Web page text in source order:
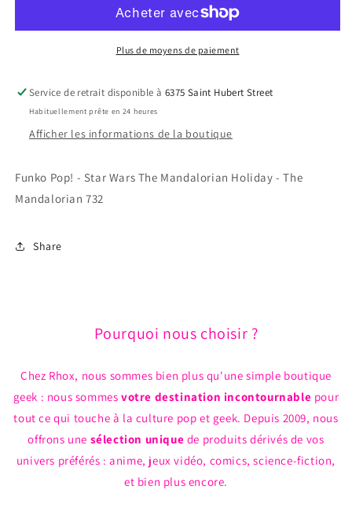
Star
Holiday
-
The
Star
Wars
Holiday
-
The
Plus de moyens de paiement
Service de retrait disponible à 6375 Saint Hubert Street
Habituellement prête en 24 heures
Afficher les informations de la boutique
Funko Pop! - Star Wars The Mandalorian Holiday - The
Mandalorian 732
Share
Pourquoi nous choisir ?
Chez Rhox, nous sommes bien plus qu'une simple boutique
geek : nous sommesvotre destination incontournable pour
tout ce qui touche à la culture pop et geek. Depuis 2009, nous
offrons une sélection unique de produits dérivés de vos
univers préférés : anime, jeux vidéo, comics, science-fiction,
et bien plus encore.